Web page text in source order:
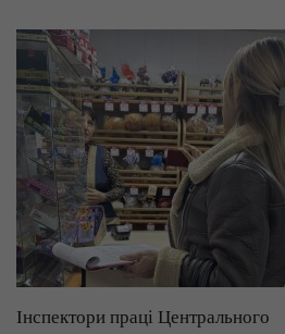
Інспектори праці Центрального